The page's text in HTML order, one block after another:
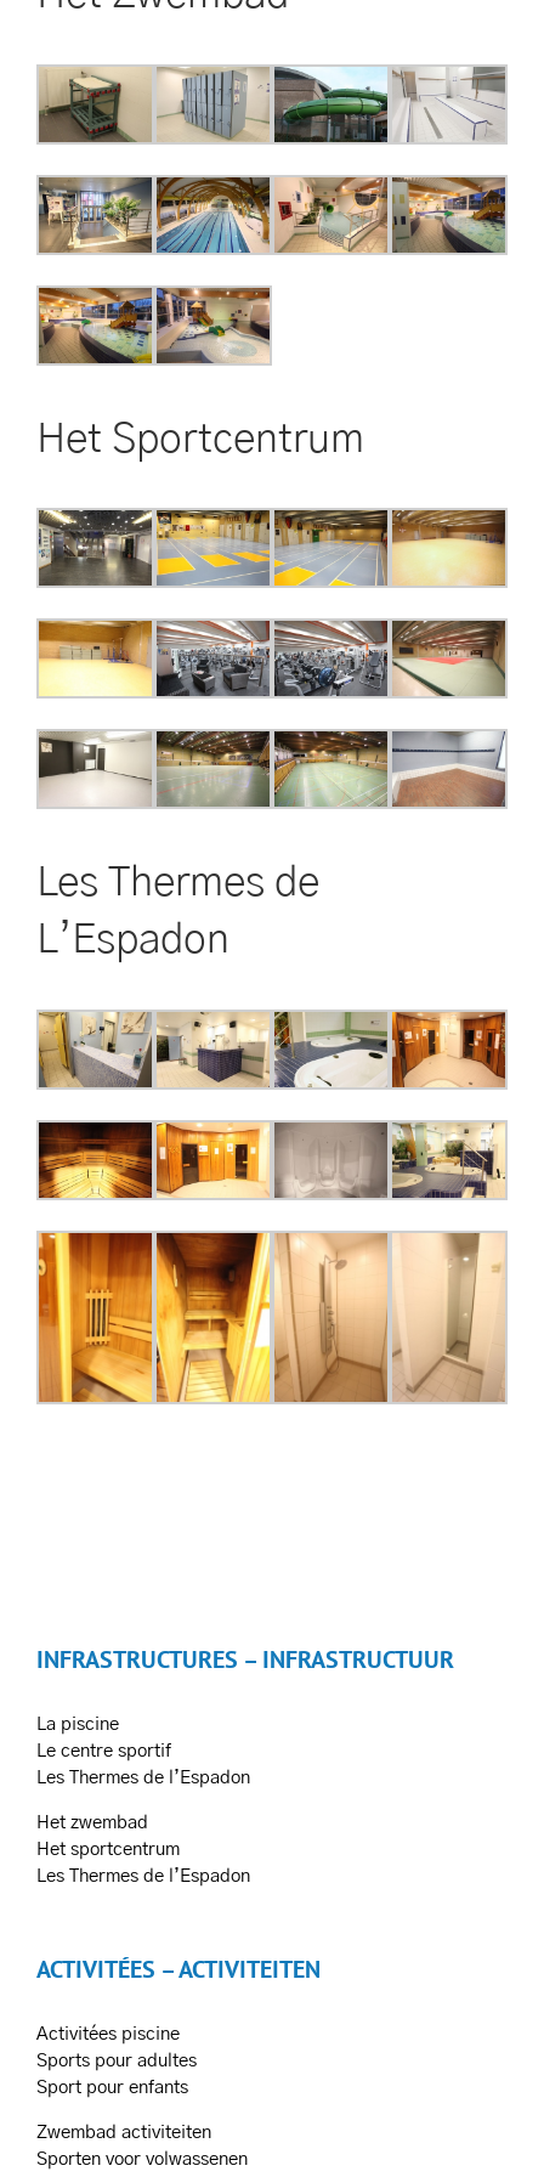
Het Sportcentrum
Les Thermes de
L’Espadon
INFRASTRUCTURES – INFRASTRUCTUUR
La piscine
Le centre sportif
Les Thermes de l’Espadon
Het zwembad
Het sportcentrum
Les Thermes de l’Espadon
ACTIVITÉES – ACTIVITEITEN
Activitées piscine
Sports pour adultes
Sport pour enfants
Zwembad activiteiten
Sporten voor volwassenen